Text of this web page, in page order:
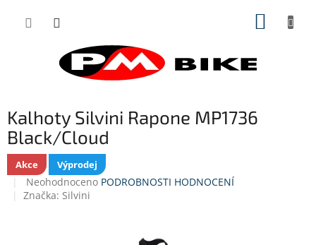
Kalhoty Silvini Rapone MP1736
Black/Cloud
Akce Výprodej
Průměrné
hodnocení
Neohodnoceno PODROBNOSTI HODNOCENÍ
Značka: Silvini